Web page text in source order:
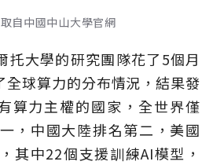
自中國中山大學官網
托大學的研究團隊花了5個月
全球算力的分布情況，結果發
算力主權的國家，全世界僅
，中國大陸排名第二，美國
其中22個支援訓練AI模型，